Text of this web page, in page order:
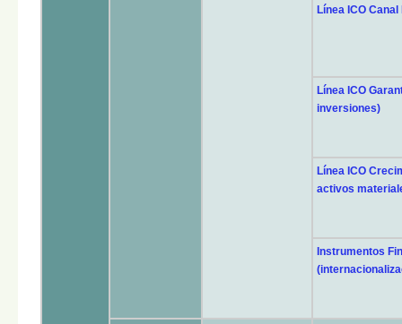
Línea ICO
Línea ICO
inversiones)
Línea ICO
activos
Instrumentos